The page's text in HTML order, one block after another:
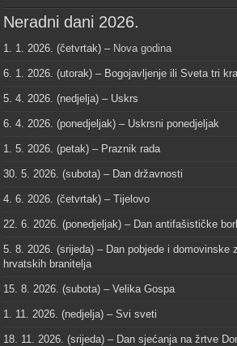
Neradni dani 2026.
1. 1. 2026. (četvrtak) – Nova godina
6. 1. 2026. (utorak) – Bogojavljenje ili Sveta tri
5. 4. 2026. (nedjelja) – Uskrs
6. 4. 2026. (ponedjeljak) – Uskrsni ponedjeljak
1. 5. 2026. (petak) – Praznik rada
30. 5. 2026. (subota) – Dan državnosti
4. 6. 2026. (četvrtak) – Tijelovo
22. 6. 2026. (ponedjeljak) – Dan antifašističke
5. 8. 2026. (srijeda) – Dan pobjede i domovinske
hrvatskih branitelja
15. 8. 2026. (subota) – Velika Gospa
1. 11. 2026. (nedjelja) – Svi sveti
18. 11. 2026. (srijeda) – Dan sjećanja na žrtve